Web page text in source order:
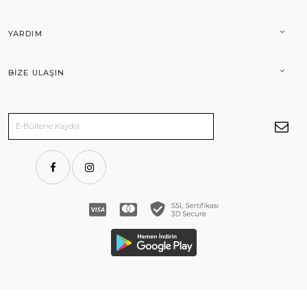
YARDIM
BIZE ULAŞIN